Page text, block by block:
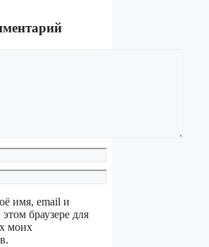
имя, email и
этом браузере для
моих